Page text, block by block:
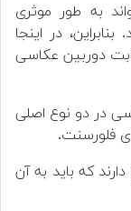
به طور موثری
در اینجا
دوربین عکاسی
در دو نوع اصلی
که باید به آن